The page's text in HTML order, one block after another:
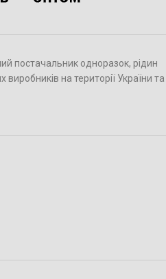
постачальник одноразок, рідин
на території України та